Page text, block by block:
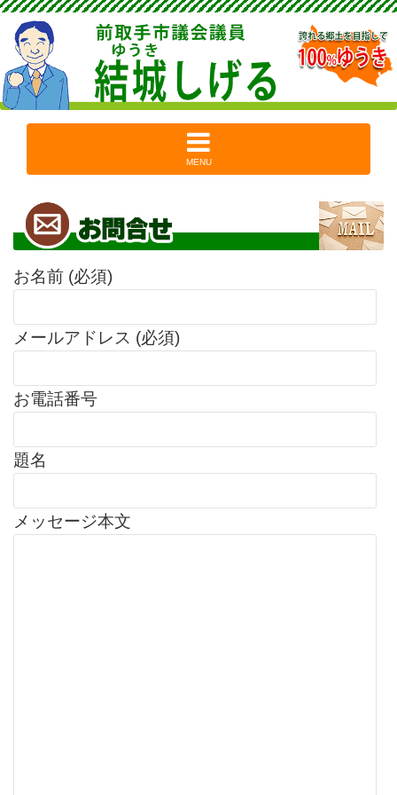
MENU
お名前 (必須)
メールアドレス (必須)
お電話番号
題名
メッセージ本文